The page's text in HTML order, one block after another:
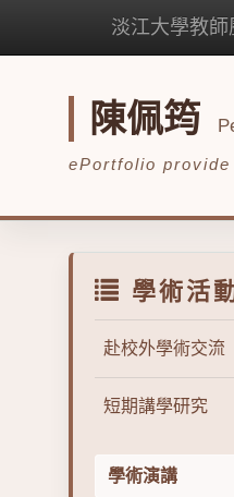
淡江大學教師
陳佩筠
ePortfolio provide
學術活
赴校外學術交流
短期講學研究
學術演講